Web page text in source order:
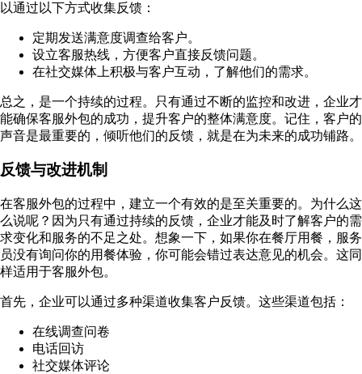
以通过以下方式收集反馈：
定期发送满意度调查给客户。
设立客服热线，方便客户直接反馈问题。
在社交媒体上积极与客户互动，了解他们的需求。
总之，是一个持续的过程。只有通过不断的监控和改进，企业才
能确保客服外包的成功，提升客户的整体满意度。记住，客户的
声音是最重要的，倾听他们的反馈，就是在为未来的成功铺路。
反馈与改进机制
在客服外包的过程中，建立一个有效的是至关重要的。为什么这
么说呢？因为只有通过持续的反馈，企业才能及时了解客户的需
求变化和服务的不足之处。想象一下，如果你在餐厅用餐，服务
员没有询问你的用餐体验，你可能会错过表达意见的机会。这同
样适用于客服外包。
首先，企业可以通过多种渠道收集客户反馈。这些渠道包括：
在线调查问卷
电话回访
社交媒体评论